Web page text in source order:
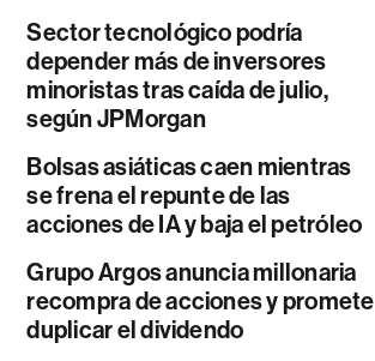
Sector tecnológico podría
depender más de inversores
minoristas tras caída de julio,
según JPMorgan
Bolsas asiáticas caen mientras
se frena el repunte de las
acciones de IA y baja el petróleo
Grupo Argos anuncia millonaria
recompra de acciones y promete
duplicar el dividendo